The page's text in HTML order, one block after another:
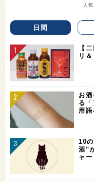
人
日間
【
リ
お
る
用
10
酒”
ャ